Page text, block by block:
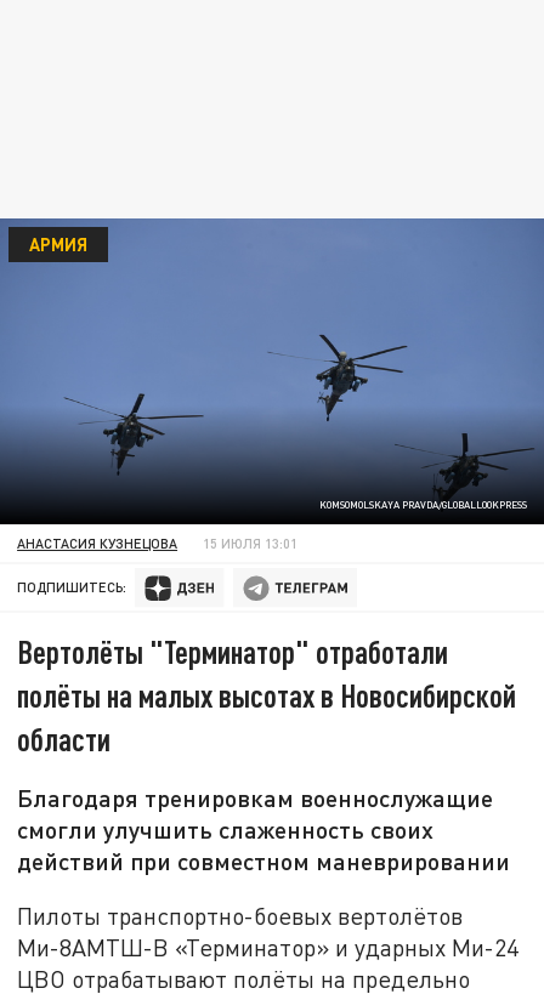
KOMSOMOLSKAYA PRAVDA/GLOBALLOOKPRESS
АРМИЯ
АНАСТАСИЯ КУЗНЕЦОВА 15 ИЮЛЯ 13:01
ПОДПИШИТЕСЬ:
Вертолёты "Терминатор" отработали
полёты на малых высотах в Новосибирской
области
Благодаря тренировкам военнослужащие
смогли улучшить слаженность своих
действий при совместном маневрировании
Пилоты транспортно-боевых вертолётов
Ми-8АМТШ-В «Терминатор» и ударных Ми-24
ЦВО отрабатывают полёты на предельно